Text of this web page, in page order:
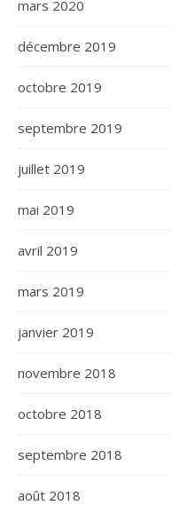
mars 2020
décembre 2019
octobre 2019
septembre 2019
juillet 2019
mai 2019
avril 2019
mars 2019
janvier 2019
novembre 2018
octobre 2018
septembre 2018
août 2018